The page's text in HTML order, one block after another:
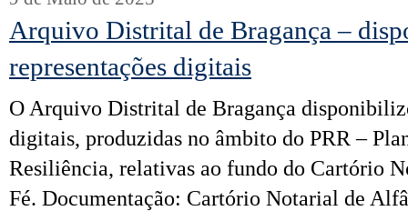
Arquivo Distrital de Bragança –
representações digitais
O Arquivo Distrital de Bragança
digitais, produzidas no âmbito do PRR –
Resiliência, relativas ao fundo do Cartório
Fé. Documentação: Cartório Notarial de